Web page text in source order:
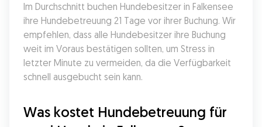
Im Durchschnitt buchen Hundebesitzer in Falkensee
ihre Hundebetreuung 21 Tage vor ihrer Buchung. Wir
empfehlen, dass alle Hundebesitzer ihre Buchung
weit im Voraus bestätigen sollten, um Stress in
letzter Minute zu vermeiden, da die Verfügbarkeit
schnell ausgebucht sein kann.
Was kostet Hundebetreuung für